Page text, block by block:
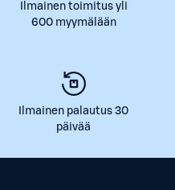
Ilmainen toimitus yli
600 myymälään
Ilmainen palautus 30
päivää